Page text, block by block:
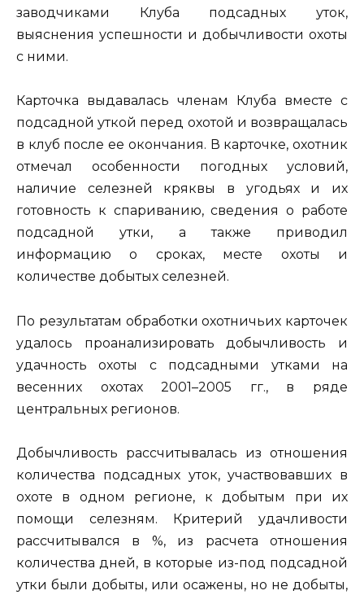
заводчиками Клуба подсадных уток,
выяснения успешности и добычливости охоты
с ними.
Карточка выдавалась членам Клуба вместе с
подсадной уткой перед охотой и возвращалась
в клуб после ее окончания. В карточке, охотник
отмечал особенности погодных условий,
наличие селезней кряквы в угодьях и их
готовность к спариванию, сведения о работе
подсадной утки, а также приводил
информацию о сроках, месте охоты и
количестве добытых селезней.
По результатам обработки охотничьих карточек
удалось проанализировать добычливость и
удачность охоты с подсадными утками на
весенних охотах 2001–2005 гг., в ряде
центральных регионов.
Добычливость рассчитывалась из отношения
количества подсадных уток, участвовавших в
охоте в одном регионе, к добытым при их
помощи селезням. Критерий удачливости
рассчитывался в %, из расчета отношения
количества дней, в которые из-под подсадной
утки были добыты, или осажены, но не добыты,